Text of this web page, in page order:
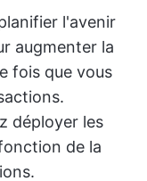
l'avenir
augmenter la
fois que vous
déployer les
de la